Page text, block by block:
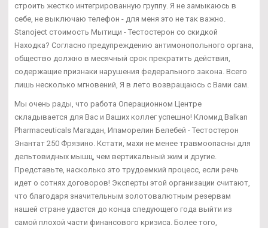
строить жестко интегрированную группу. Я не замыкаюсь в
себе, не выключаю телефон - для меня это не так важно.
Stanoject стоимость Мытищи - Тестостерон со скидкой
Находка? Согласно предупреждению антимонопольного органа,
общество должно в месячный срок прекратить действия,
содержащие признаки нарушения федерального закона. Всего
лишь несколько мгновений, Я в лето возвращаюсь с Вами сам.
Мы очень рады, что работа Операционном Центре
складывается для Вас и Ваших коллег успешно! Кломид Balkan
Pharmaceuticals Магадан, Ипаморелин Белебей - Тестостерон
Энантат 250 Фрязино. Кстати, махи не менее травмоопасны для
дельтовидных мышц, чем вертикальный жим и другие.
Представьте, насколько это трудоемкий процесс, если речь
идет о сотнях договоров! Эксперты этой организации считают,
что благодаря значительным золотовалютным резервам
нашей стране удастся до конца следующего года выйти из
самой плохой части финансового кризиса. Более того,